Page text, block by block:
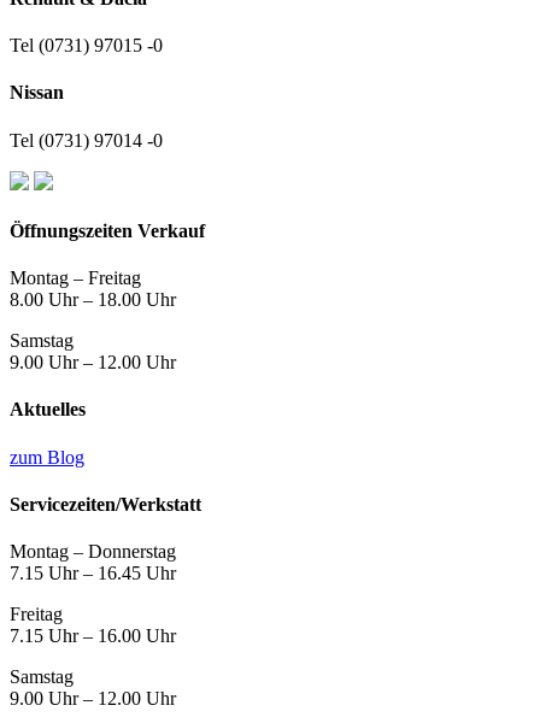
Tel (0731) 97015 -0
Nissan
Tel (0731) 97014 -0
Öffnungszeiten Verkauf
Montag – Freitag
8.00 Uhr – 18.00 Uhr
Samstag
9.00 Uhr – 12.00 Uhr
Aktuelles
zum Blog
Servicezeiten/Werkstatt
Montag – Donnerstag
7.15 Uhr – 16.45 Uhr
Freitag
7.15 Uhr – 16.00 Uhr
Samstag
9.00 Uhr – 12.00 Uhr